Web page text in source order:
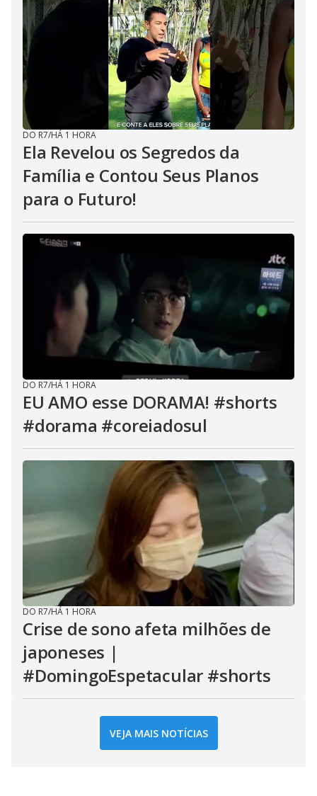
DO R7/HÁ 1 HORA
Ela Revelou os Segredos da
Família e Contou Seus Planos
para o Futuro!
DO R7/HÁ 1 HORA
EU AMO esse DORAMA! #shorts
#dorama #coreiadosul
DO R7/HÁ 1 HORA
Crise de sono afeta milhões de
japoneses |
#DomingoEspetacular #shorts
VEJA MAIS NOTÍCIAS